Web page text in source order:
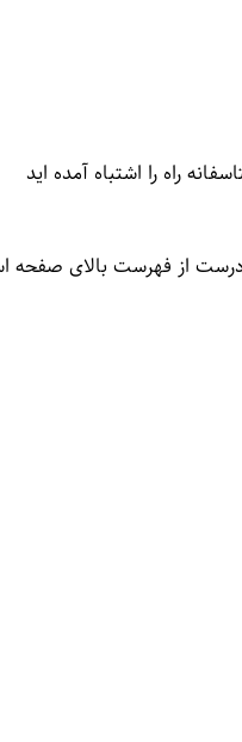
راه را اشتباه آمده اید
درست از فهرست بالای صفحه